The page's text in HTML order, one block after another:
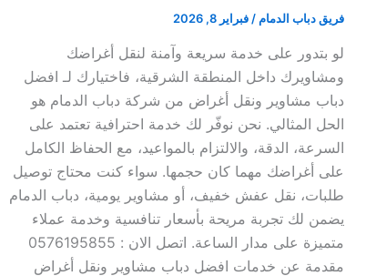
فريق دباب الدمام /فبراير 8, 2026
لو بتدور على خدمة سريعة وآمنة لنقل أغراضك
ومشاويرك داخل المنطقة الشرقية، فاختيارك لـ افضل
دباب مشاوير ونقل أغراض من شركة دباب الدمام هو
الحل المثالي. نحن نوفّر لك خدمة احترافية تعتمد على
السرعة، الدقة، والالتزام بالمواعيد، مع الحفاظ الكامل
على أغراضك مهما كان حجمها. سواء كنت محتاج توصيل
طلبات، نقل عفش خفيف، أو مشاوير يومية، دباب الدمام
يضمن لك تجربة مريحة بأسعار تنافسية وخدمة عملاء
متميزة على مدار الساعة. اتصل الان : 0576195855
مقدمة عن خدمات افضل دباب مشاوير ونقل أغراض